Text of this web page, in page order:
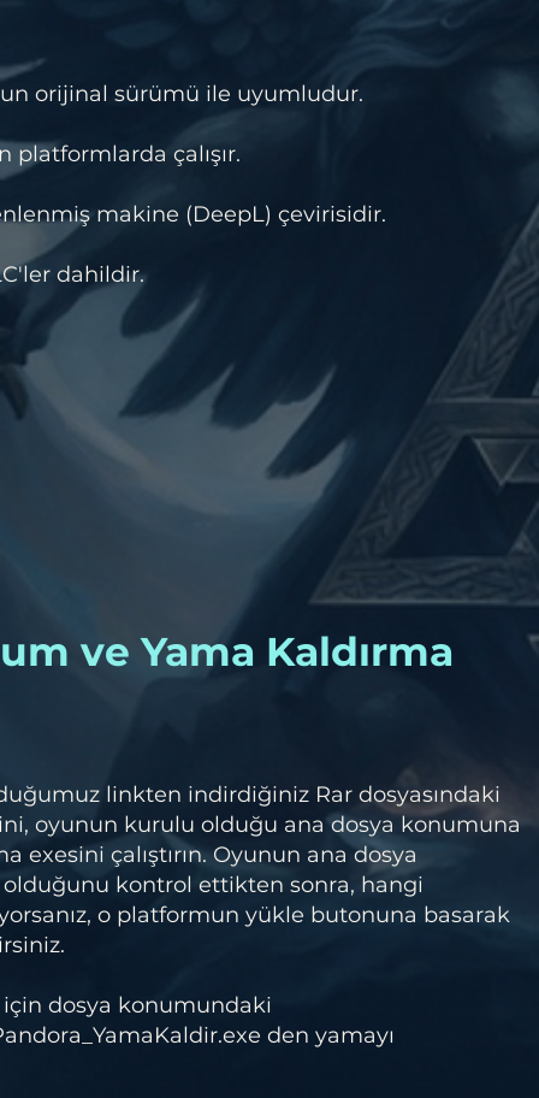
orijinal sürümü ile uyumludur.
platformlarda çalışır.
makine (DeepL) çevirisidir.
dahildir.
ve Yama Kaldırma
linkten indirdiğiniz Rar dosyasındaki
oyunun kurulu olduğu ana dosya konumuna
exesini çalıştırın. Oyunun ana dosya
kontrol ettikten sonra, hangi
o platformun yükle butonuna basarak
için dosya konumundaki
den yamayı